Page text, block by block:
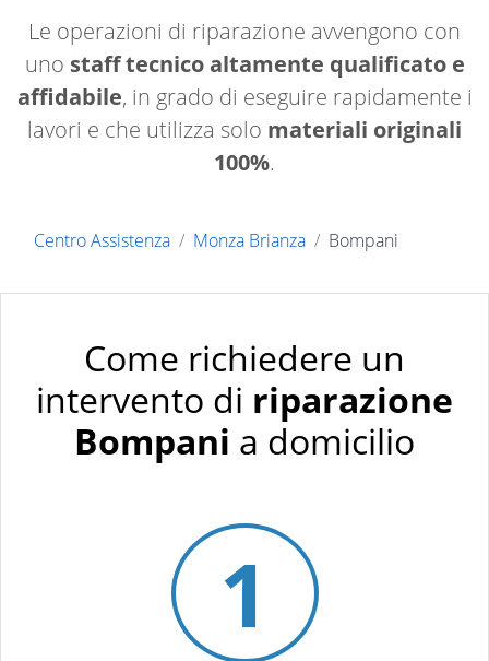
Le operazioni di riparazione avvengono con
uno staff tecnico altamente qualificato e
affidabile, in grado di eseguire rapidamente i
lavori e che utilizza solo materiali originali
100%.
Centro Assistenza Monza Brianza Bompani
Come richiedere un
intervento di riparazione
Bompani a domicilio
1